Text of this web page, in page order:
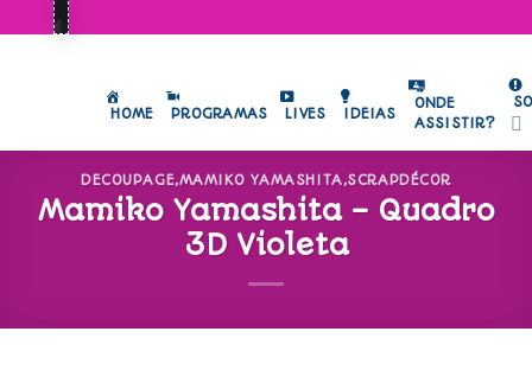
HOME PROGRAMAS LIVES IDEIAS
ONDE
ASSISTIR?
DECOUPAGE,MAMIKO YAMASHITA,SCRAPDÉCOR
Mamiko Yamashita – Quadro
3D Violeta